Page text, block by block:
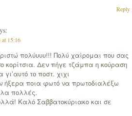
Reply
at 15:16
πολύυυυ!!! Πολύ χαίρομαι που σας
κορίτσια. Δεν πήγε τζάμπα η κούραση
το ποστ. χιχι
ήξερα ποια φωτό να πρωτοδιαλέξω
πολλές.
Καλό Σαββατοκύριακο και σε